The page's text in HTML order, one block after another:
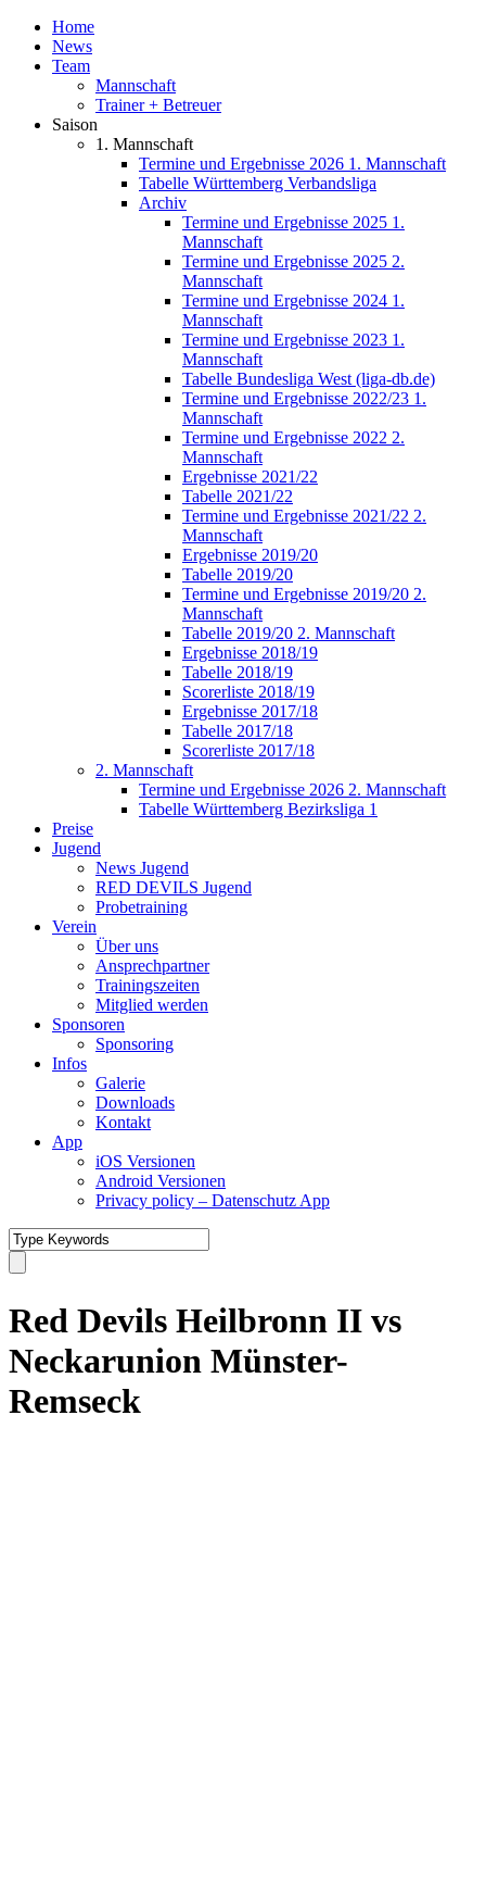
Home
News
Team
Mannschaft
Trainer + Betreuer
Saison
1. Mannschaft
Termine und Ergebnisse 2026 1. Mannschaft
Tabelle Württemberg Verbandsliga
Archiv
Termine und Ergebnisse 2025 1.
Mannschaft
Termine und Ergebnisse 2025 2.
Mannschaft
Termine und Ergebnisse 2024 1.
Mannschaft
Termine und Ergebnisse 2023 1.
Mannschaft
Tabelle Bundesliga West (liga-db.de)
Termine und Ergebnisse 2022/23 1.
Mannschaft
Termine und Ergebnisse 2022 2.
Mannschaft
Ergebnisse 2021/22
Tabelle 2021/22
Termine und Ergebnisse 2021/22 2.
Mannschaft
Ergebnisse 2019/20
Tabelle 2019/20
Termine und Ergebnisse 2019/20 2.
Mannschaft
Tabelle 2019/20 2. Mannschaft
Ergebnisse 2018/19
Tabelle 2018/19
Scorerliste 2018/19
Ergebnisse 2017/18
Tabelle 2017/18
Scorerliste 2017/18
2. Mannschaft
Termine und Ergebnisse 2026 2. Mannschaft
Tabelle Württemberg Bezirksliga 1
Preise
Jugend
News Jugend
RED DEVILS Jugend
Probetraining
Verein
Über uns
Ansprechpartner
Trainingszeiten
Mitglied werden
Sponsoren
Sponsoring
Infos
Galerie
Downloads
Kontakt
App
iOS Versionen
Android Versionen
Privacy policy – Datenschutz App
Red Devils Heilbronn II vs
Neckarunion Münster-
Remseck